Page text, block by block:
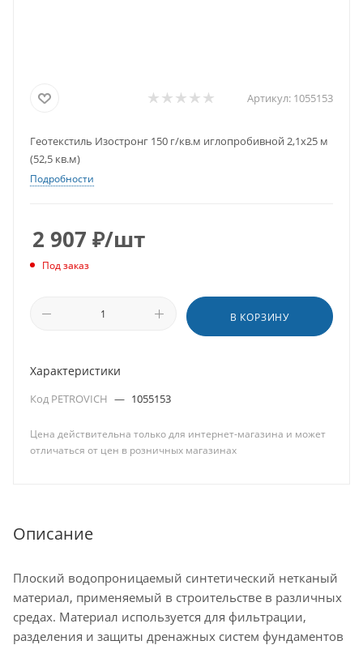
Артикул: 1055153
Геотекстиль Изостронг 150 г/кв.м иглопробивной 2,1х25 м
(52,5 кв.м)
Подробности
2 907 ₽/шт
Под заказ
В КОРЗИНУ
Характеристики
Код PETROVICH — 1055153
Цена действительна только для интернет-магазина и может
отличаться от цен в розничных магазинах
Описание
Плоский водопроницаемый синтетический нетканый
материал, применяемый в строительстве в различных
средах. Материал используется для фильтрации,
разделения и защиты дренажных систем фундаментов